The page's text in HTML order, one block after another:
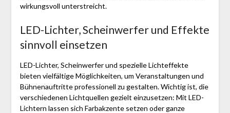
wirkungsvoll unterstreicht.
LED-Lichter, Scheinwerfer und Effekte
sinnvoll einsetzen
LED-Lichter, Scheinwerfer und spezielle Lichteffekte
bieten vielfältige Möglichkeiten, um Veranstaltungen und
Bühnenauftritte professionell zu gestalten. Wichtig ist, die
verschiedenen Lichtquellen gezielt einzusetzen: Mit LED-
Lichtern lassen sich Farbakzente setzen oder ganze